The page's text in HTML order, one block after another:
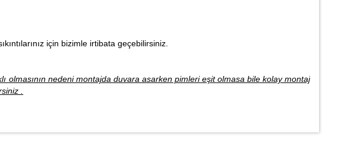
için bizimle irtibata geçebilirsiniz.
olmasının nedeni montajda duvara asarken pimleri eşit olmasa bile kolay montaj
.